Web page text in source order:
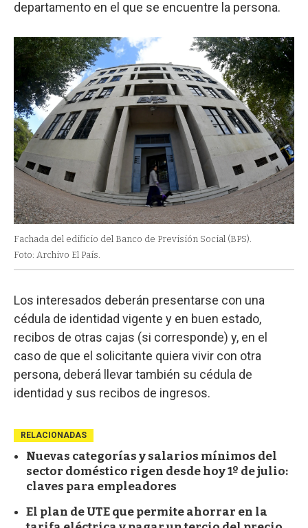
departamento en el que se encuentre la persona.
Fachada del edificio del Banco de Previsión Social (BPS).
Foto: Archivo El País.
Los interesados deberán presentarse con una
cédula de identidad vigente y en buen estado,
recibos de otras cajas (si corresponde) y, en el
caso de que el solicitante quiera vivir con otra
persona, deberá llevar también su cédula de
identidad y sus recibos de ingresos.
RELACIONADAS
Nuevas categorías y salarios mínimos del
sector doméstico rigen desde hoy 1º de julio:
claves para empleadores
El plan de UTE que permite ahorrar en la